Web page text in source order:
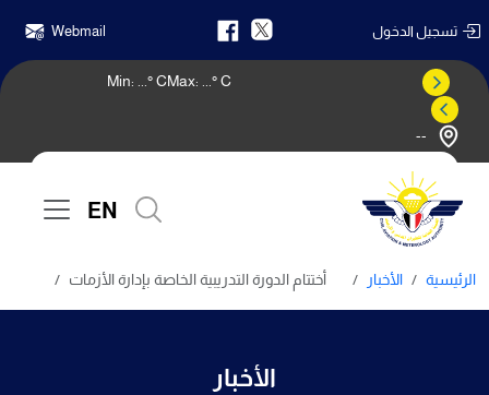
تسجيل الدخول Webmail
--
Max: ° C
Min: ° C
EN
الرئيسية الأخبار أختتام الدورة التدريبية الخاصة بإدارة الأزمات
الأخبار